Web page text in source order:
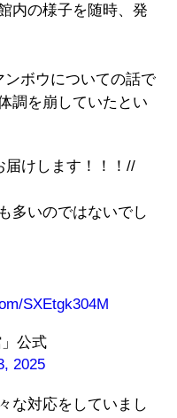
内の様子を随時、発
ボウについての話で
調を崩していたとい
届けします！！！//
多いのではないでし
SXEtgk304M
公式
2025
な対応をしていまし